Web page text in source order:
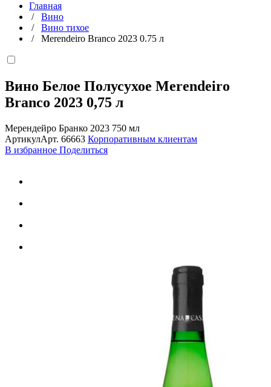
Главная
/ Вино
/ Вино тихое
/ Merendeiro Branco 2023 0.75 л
Вино Белое Полусухое Merendeiro
Branco 2023 0,75 л
Мерендейро Бранко 2023 750 мл
АртикулАрт. 66663 Корпоративным клиентам
В избранное Поделиться